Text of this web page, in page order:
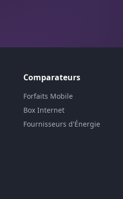
Comparateurs
Forfaits Mobile
Box Internet
Fournisseurs d'Énergie